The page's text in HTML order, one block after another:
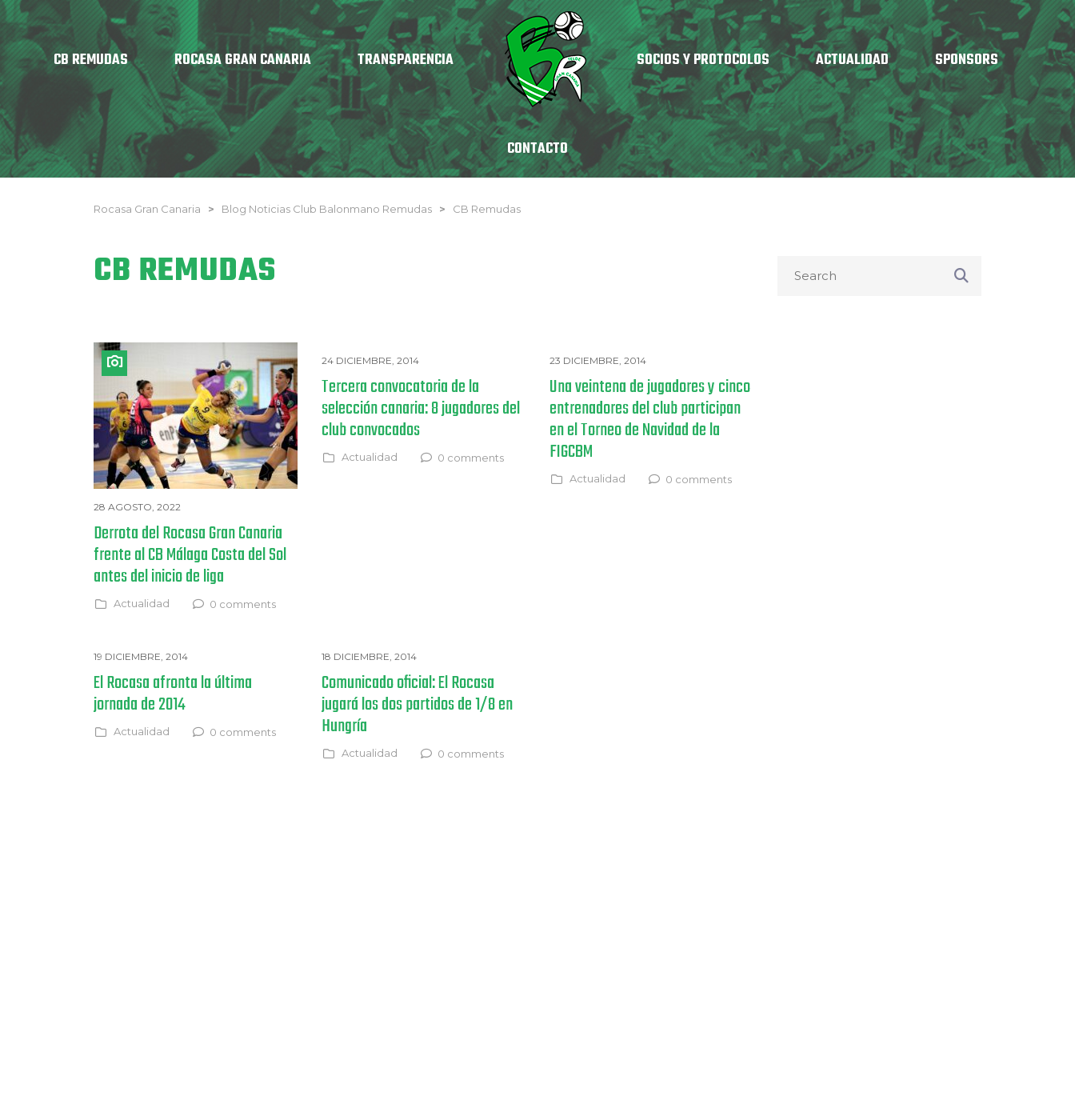
CB REMUDAS ROCASA GRAN CANARIA TRANSPARENCIA SOCIOS Y PROTOCOLOS ACTUALIDAD SPONSORS
CONTACTO
Rocasa Gran Canaria > Blog Noticias Club Balonmano Remudas > CB Remudas
CB REMUDAS
28 AGOSTO, 2022
Derrota del Rocasa Gran Canaria
frente al CB Málaga Costa del Sol
antes del inicio de liga
Actualidad 0 comments
24 DICIEMBRE, 2014
Tercera convocatoria de la
selección canaria: 8 jugadores del
club convocados
Actualidad 0 comments
23 DICIEMBRE, 2014
Una veintena de jugadores y cinco
entrenadores del club participan
en el Torneo de Navidad de la
FIGCBM
Actualidad 0 comments
19 DICIEMBRE, 2014
El Rocasa afronta la última
jornada de 2014
Actualidad 0 comments
18 DICIEMBRE, 2014
Comunicado oficial: El Rocasa
jugará los dos partidos de 1/8 en
Hungría
Actualidad 0 comments